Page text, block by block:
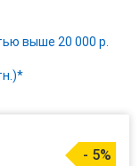
выше 20 000 р.
- 5%